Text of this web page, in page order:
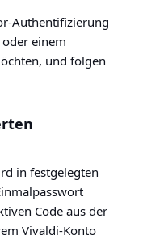
Authentifizierung
einem
und folgen
in festgelegten
Code aus der
Vivaldi-Konto